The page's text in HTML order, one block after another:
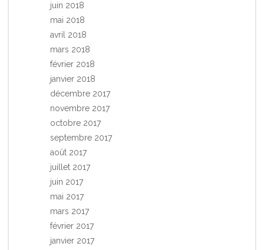
juin 2018
mai 2018
avril 2018
mars 2018
février 2018
janvier 2018
décembre 2017
novembre 2017
octobre 2017
septembre 2017
août 2017
juillet 2017
juin 2017
mai 2017
mars 2017
février 2017
janvier 2017